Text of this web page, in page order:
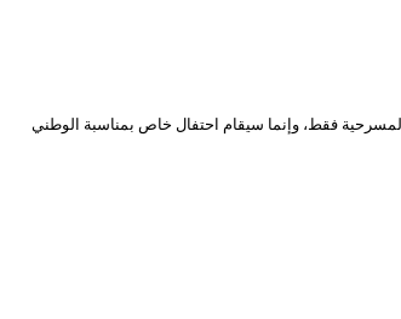
فقط، وإنما سيقام احتفال خاص بمناسبة الوطني